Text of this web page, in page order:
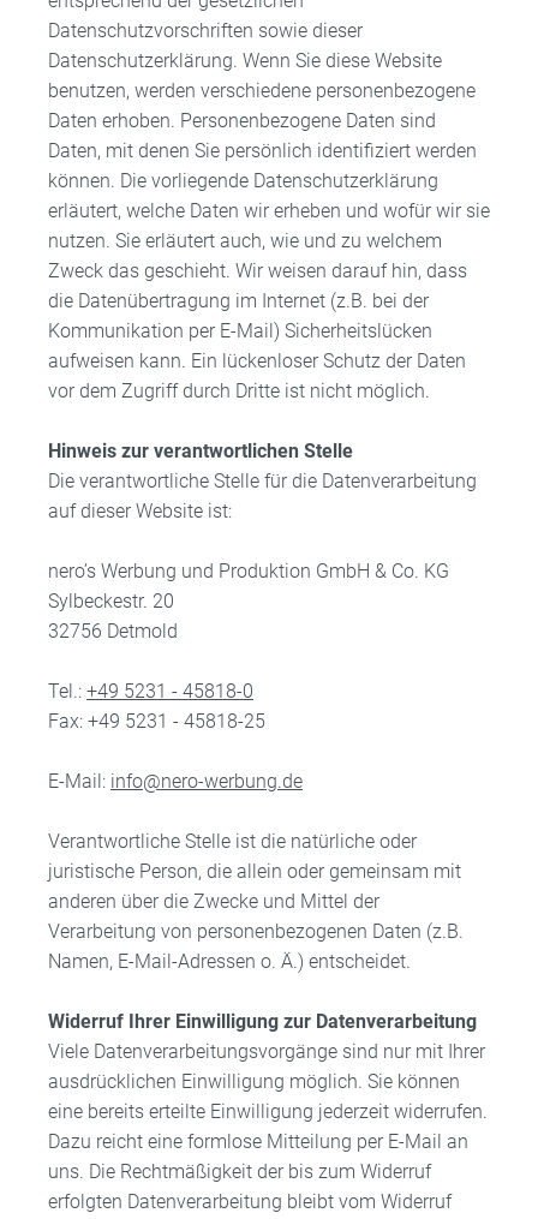
Datenschutzvorschriften sowie dieser
Datenschutzerklärung. Wenn Sie diese Website
benutzen, werden verschiedene personenbezogene
Daten erhoben. Personenbezogene Daten sind
Daten, mit denen Sie persönlich identifiziert werden
können. Die vorliegende Datenschutzerklärung
erläutert, welche Daten wir erheben und wofür wir sie
nutzen. Sie erläutert auch, wie und zu welchem
Zweck das geschieht. Wir weisen darauf hin, dass
die Datenübertragung im Internet (z.B. bei der
Kommunikation per E-Mail) Sicherheitslücken
aufweisen kann. Ein lückenloser Schutz der Daten
vor dem Zugriff durch Dritte ist nicht möglich.
Hinweis zur verantwortlichen Stelle
Die verantwortliche Stelle für die Datenverarbeitung
auf dieser Website ist:
nero’s Werbung und Produktion GmbH & Co. KG
Sylbeckestr. 20
32756 Detmold
Tel.: +49 5231 - 45818-0
Fax: +49 5231 - 45818-25
E-Mail: info@nero-werbung.de
Verantwortliche Stelle ist die natürliche oder
juristische Person, die allein oder gemeinsam mit
anderen über die Zwecke und Mittel der
Verarbeitung von personenbezogenen Daten (z.B.
Namen, E-Mail-Adressen o. Ä.) entscheidet.
Widerruf Ihrer Einwilligung zur Datenverarbeitung
Viele Datenverarbeitungsvorgänge sind nur mit Ihrer
ausdrücklichen Einwilligung möglich. Sie können
eine bereits erteilte Einwilligung jederzeit widerrufen.
Dazu reicht eine formlose Mitteilung per E-Mail an
uns. Die Rechtmäßigkeit der bis zum Widerruf
erfolgten Datenverarbeitung bleibt vom Widerruf